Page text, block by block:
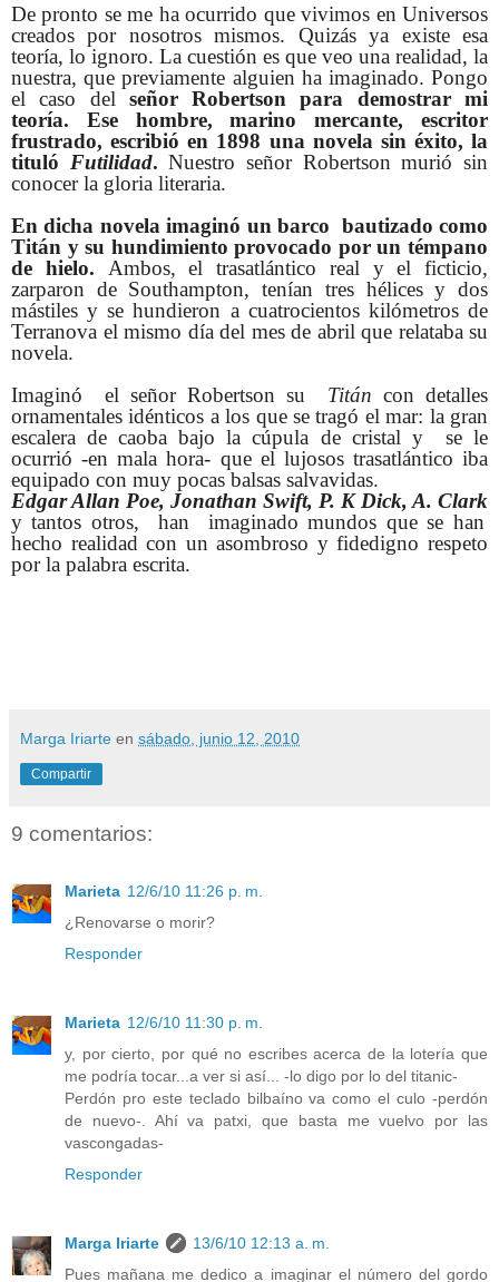
De pronto se me ha ocurrido que vivimos en Universos
creados por nosotros mismos. Quizás ya existe esa
teoría, lo ignoro. La cuestión es que veo una realidad, la
nuestra, que previamente alguien ha imaginado. Pongo
el caso del señor Robertson para demostrar mi
teoría. Ese hombre, marino mercante, escritor
frustrado, escribió en 1898 una novela sin éxito, la
tituló Futilidad. Nuestro señor Robertson murió sin
conocer la gloria literaria.
En dicha novela imaginó un barco bautizado como
Titán y su hundimiento provocado por un témpano
de hielo. Ambos, el trasatlántico real y el ficticio,
zarparon de Southampton, tenían tres hélices y dos
mástiles y se hundieron a cuatrocientos kilómetros de
Terranova el mismo día del mes de abril que relataba su
novela.
Imaginó el señor Robertson su Titán con detalles
ornamentales idénticos a los que se tragó el mar: la gran
escalera de caoba bajo la cúpula de cristal y se le
ocurrió -en mala hora- que el lujosos trasatlántico iba
equipado con muy pocas balsas salvavidas.
Edgar Allan Poe, Jonathan Swift, P. K Dick, A. Clark
y tantos otros, han imaginado mundos que se han
hecho realidad con un asombroso y fidedigno respeto
por la palabra escrita.
Marga Iriarte en sábado, junio 12, 2010
Compartir
9 comentarios:
Marieta 12/6/10 11:26 p. m.
¿Renovarse o morir?
Responder
Marieta 12/6/10 11:30 p. m.
y, por cierto, por qué no escribes acerca de la lotería que
me podría tocar...a ver si así... -lo digo por lo del titanic-
Perdón pro este teclado bilbaíno va como el culo -perdón
de nuevo-. Ahí va patxi, que basta me vuelvo por las
vascongadas-
Responder
Marga Iriarte
13/6/10 12:13 a. m.
Pues mañana me dedico a imaginar el número del gordo